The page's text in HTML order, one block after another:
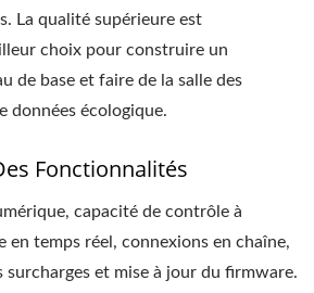
La qualité supérieure est
choix pour construire un
de base et faire de la salle des
données écologique.
Fonctionnalités
capacité de contrôle à
en temps réel, connexions en chaîne,
et mise à jour du firmware.